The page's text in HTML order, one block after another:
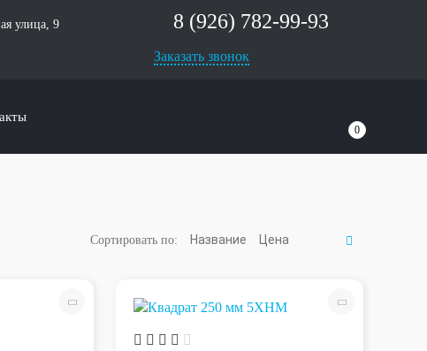
улица, 9 8 (926) 782-99-93
Заказать звонок
0
Сортировать по: Название Цена